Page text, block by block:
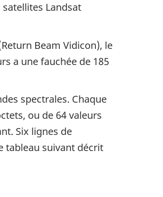
Landsat
Beam Vidicon), le
a une fauchée de 185
spectrales. Chaque
ou de 64 valeurs
Six lignes de
tableau suivant décrit